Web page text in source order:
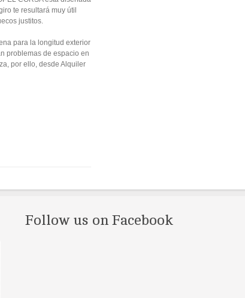
te resultará muy útil
justitos.
para la longitud exterior
problemas de espacio en
por ello, desde Alquiler
Follow us on Facebook